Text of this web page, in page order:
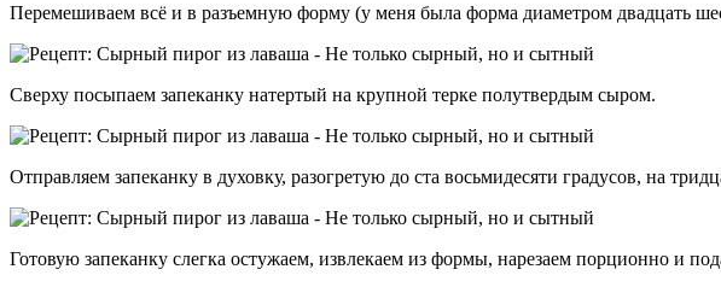
Перемешиваем всё и в разъемную форму (у меня была форма диаметром двадцать
Сверху посыпаем запеканку натертый на крупной терке полутвердым сыром.
Отправляем запеканку в духовку, разогретую до ста восьмидесяти градусов, на
Готовую запеканку слегка остужаем, извлекаем из формы, нарезаем порционно и